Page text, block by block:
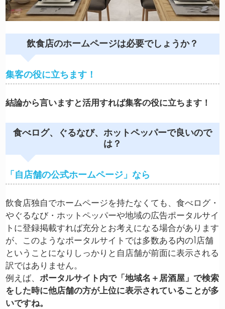
飲食店のホームページは必要でしょうか？
集客の役に立ちます！
結論から言いますと活用すれば集客の役に立ちます！
食べログ、ぐるなび、ホットペッパーで良いので
は？
「自店舗の公式ホームページ」なら
飲食店独自でホームページを持たなくても、食べログ・
やぐるなび・ホットペッパーや地域の広告ポータルサイ
トに登録掲載すれば充分とお考えになる場合があります
が、このようなポータルサイトでは多数ある内の1店舗
ということになりしっかりと自店舗が前面に表示される
訳ではありません。
例えば、ポータルサイト内で「地域名＋居酒屋」で検索
をした時に他店舗の方が上位に表示されていることが多
いですね。